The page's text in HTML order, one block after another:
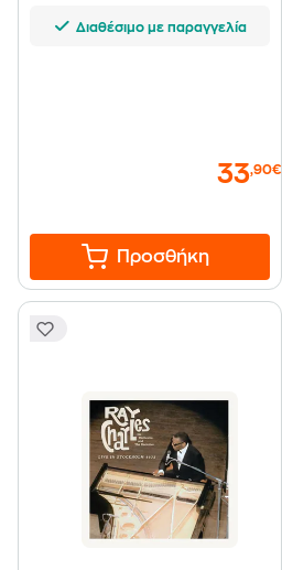
Διαθέσιμο με παραγγελία
33,90€
Προσθήκη